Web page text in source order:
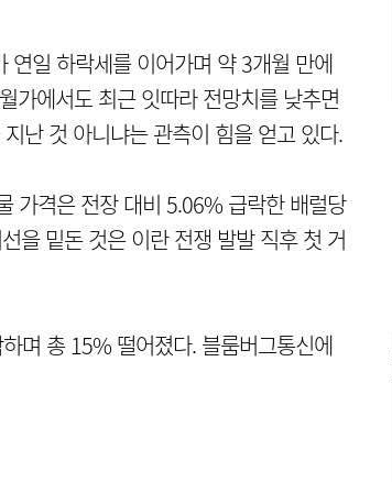
연일 하락세를 이어가며 약 3개월 만에
가에서도 최근 잇따라 전망치를 낮추면
난 것 아니냐는 관측이 힘을 얻고 있다.
가격은 전장 대비 5.06% 급락한 배럴당
을 밑돈 것은 이란 전쟁 발발 직후 첫 거
며 총 15% 떨어졌다. 블룸버그통신에